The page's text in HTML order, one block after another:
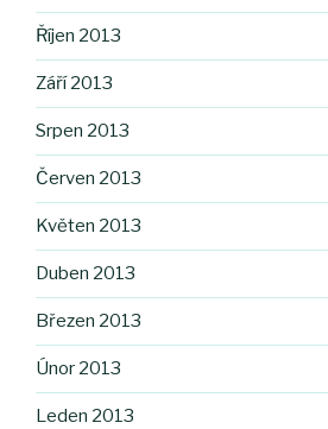
Říjen 2013
Září 2013
Srpen 2013
Červen 2013
Květen 2013
Duben 2013
Březen 2013
Únor 2013
Leden 2013